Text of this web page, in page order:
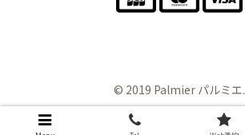
© 2019 Palmier パルミエ.